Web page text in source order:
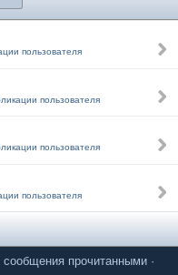
пользователя
пользователя
пользователя
пользователя
сообщения прочитанными ·